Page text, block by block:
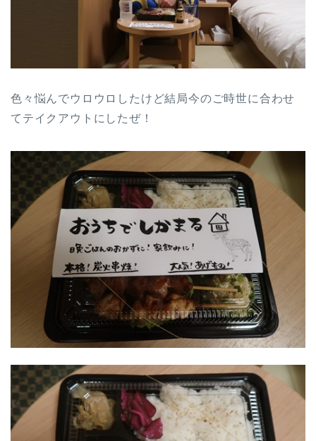
色々悩んでウロウロしたけど結局今のご時世に合わせ
てテイクアウトにしたぜ！